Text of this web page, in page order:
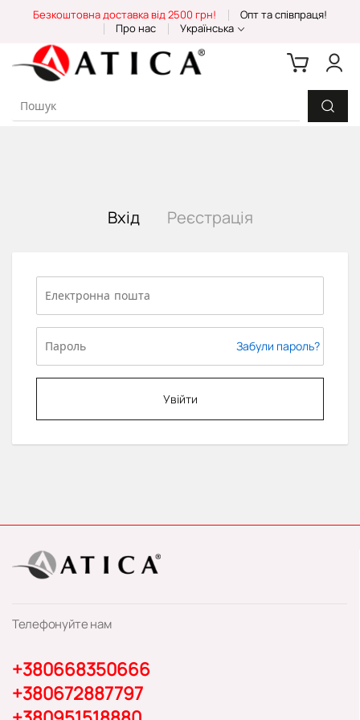
Content
Безкоштовна доставка від 2500 грн!
Опт та співпраця!
Про нас
Українська
Вхід Реєстрація
Забули пароль?
Увійти
Телефонуйте нам
+380668350666
+380672887797